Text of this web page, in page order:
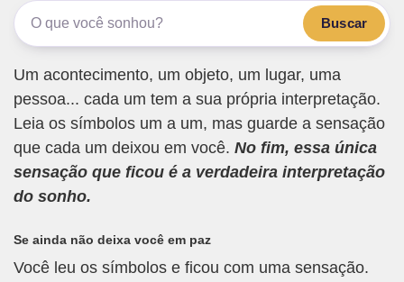
Buscar
Um acontecimento, um objeto, um lugar, uma
pessoa... cada um tem a sua própria interpretação.
Leia os símbolos um a um, mas guarde a sensação
que cada um deixou em você. No fim, essa única
sensação que ficou é a verdadeira interpretação
do sonho.
Se ainda não deixa você em paz
Você leu os símbolos e ficou com uma sensação.